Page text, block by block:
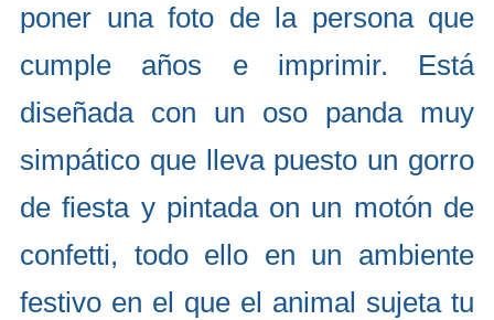
poner una foto de la persona que
cumple años e imprimir. Está
diseñada con un oso panda muy
simpático que lleva puesto un gorro
de fiesta y pintada on un motón de
confetti, todo ello en un ambiente
festivo en el que el animal sujeta tu